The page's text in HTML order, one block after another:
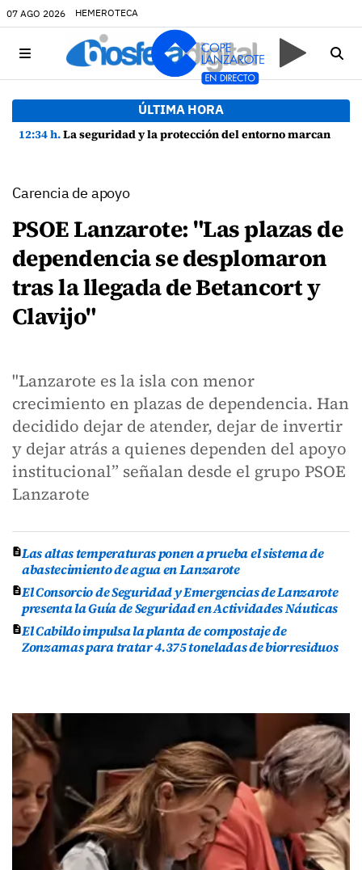
07 AGO 2026 HEMEROTECA
ÚLTIMA HORA
12:34 h.La seguridad y la protección del entorno marcan la planificación de las Fiestas de La Caleta de Famara
Carencia de apoyo
PSOE Lanzarote: "Las plazas de
dependencia se desplomaron
tras la llegada de Betancort y
Clavijo"
"Lanzarote es la isla con menor
crecimiento en plazas de dependencia. Han
decidido dejar de atender, dejar de invertir
y dejar atrás a quienes dependen del apoyo
institucional” señalan desde el grupo PSOE
Lanzarote
Las altas temperaturas ponen a prueba el sistema de
abastecimiento de agua en Lanzarote
El Consorcio de Seguridad y Emergencias de Lanzarote
presenta la Guía de Seguridad en Actividades Náuticas
El Cabildo impulsa la planta de compostaje de
Zonzamas para tratar 4.375 toneladas de biorresiduos